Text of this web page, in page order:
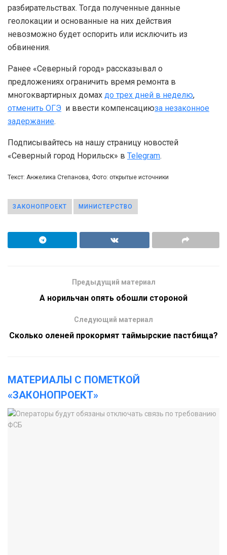
разбирательствах. Тогда полученные данные
геолокации и основанные на них действия
невозможно будет оспорить или исключить из
обвинения.
Ранее «Северный город» рассказывал о
предложениях ограничить время ремонта в
многоквартирных домах до трех дней в неделю,
отменить ОГЭ и ввести компенсациюза незаконное
задержание.
Подписывайтесь на нашу страницу новостей
«Северный город Норильск» в Telegram.
Текст: Анжелика Степанова, Фото: открытые источники
ЗАКОНОПРОЕКТ МИНИСТЕРСТВО
Предыдущий материал
А норильчан опять обошли стороной
Следующий материал
Сколько оленей прокормят таймырские пастбища?
МАТЕРИАЛЫ С ПОМЕТКОЙ
«ЗАКОНОПРОЕКТ»